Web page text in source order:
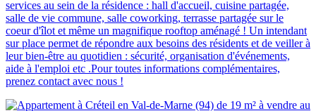
services au sein de la résidence : hall d'accueil, cuisine partagée,
salle de vie commune, salle coworking, terrasse partagée sur le
coeur d'îlot et même un magnifique rooftop aménagé ! Un intendant
sur place permet de répondre aux besoins des résidents et de veiller à
leur bien-être au quotidien : sécurité, organisation d'événements,
aide à l'emploi etc .Pour toutes informations complémentaires,
prenez contact avec nous !